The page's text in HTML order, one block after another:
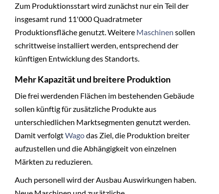
Zum Produktionsstart wird zunächst nur ein Teil der
insgesamt rund 11'000 Quadratmeter
Produktionsfläche genutzt. Weitere Maschinen sollen
schrittweise installiert werden, entsprechend der
künftigen Entwicklung des Standorts.
Mehr Kapazität und breitere Produktion
Die frei werdenden Flächen im bestehenden Gebäude
sollen künftig für zusätzliche Produkte aus
unterschiedlichen Marktsegmenten genutzt werden.
Damit verfolgtWagodas Ziel, die Produktion breiter
aufzustellen und die Abhängigkeit von einzelnen
Märkten zu reduzieren.
Auch personell wird der Ausbau Auswirkungen haben.